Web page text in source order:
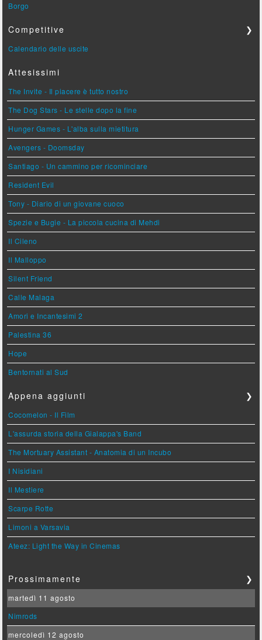
Borgo
Competitive ❯
Calendario delle uscite
Attesissimi
The Invite - Il piacere è tutto nostro
The Dog Stars - Le stelle dopo la fine
Hunger Games - L'alba sulla mietitura
Avengers - Doomsday
Santiago - Un cammino per ricominciare
Resident Evil
Tony - Diario di un giovane cuoco
Spezie e Bugie - La piccola cucina di Mehdi
Il Cileno
Il Malloppo
Silent Friend
Calle Malaga
Amori e Incantesimi 2
Palestina 36
Hope
Bentornati al Sud
Appena aggiunti ❯
Cocomelon - Il Film
L'assurda storia della Gialappa's Band
The Mortuary Assistant - Anatomia di un Incubo
I Nisidiani
Il Mestiere
Scarpe Rotte
Limoni a Varsavia
Ateez: Light the Way in Cinemas
Prossimamente ❯
martedì 11 agosto
Nimrods
mercoledì 12 agosto